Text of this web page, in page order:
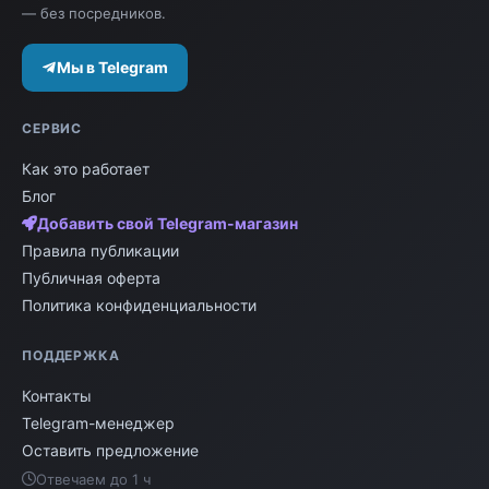
— без посредников.
Мы в Telegram
СЕРВИС
Как это работает
Блог
Добавить свой Telegram-магазин
Правила публикации
Публичная оферта
Политика конфиденциальности
ПОДДЕРЖКА
Контакты
Telegram-менеджер
Оставить предложение
Отвечаем до 1 ч